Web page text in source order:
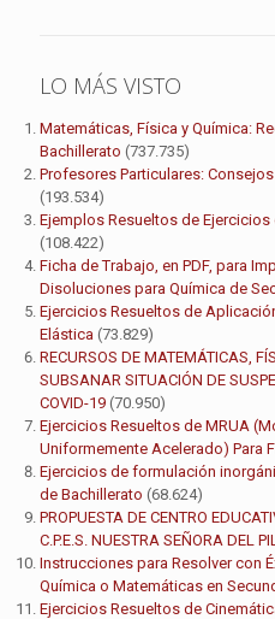
LO MÁS VISTO
Matemáticas, Física y Química:
Bachillerato (737.735)
Profesores Particulares:
(193.534)
Ejemplos Resueltos de
(108.422)
Ficha de Trabajo, en PDF, para
Disoluciones para Química de
Ejercicios Resueltos de
Elástica (73.829)
RECURSOS DE MATEMÁTICAS,
SUBSANAR SITUACIÓN DE
COVID-19 (70.950)
Ejercicios Resueltos de MRUA
Uniformemente Acelerado) Para
Ejercicios de formulación
de Bachillerato (68.624)
PROPUESTA DE CENTRO
C.P.E.S. NUESTRA SEÑORA DEL
Instrucciones para Resolver con
Química o Matemáticas en
Ejercicios Resueltos de